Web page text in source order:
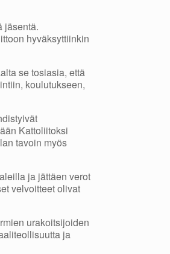
jäsentä.
hyväksyttiinkin
se tosiasia, että
koulutukseen,
Kattoliitoksi
tavoin myös
ja jättäen verot
velvoitteet olivat
urakoitsijoiden
ja